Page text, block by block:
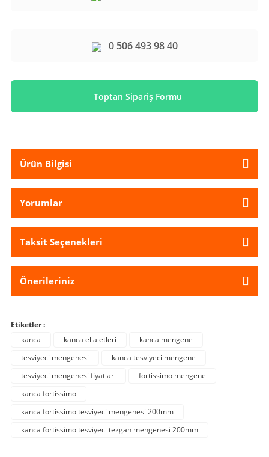
0 506 493 98 40
Toptan Sipariş Formu
Ürün Bilgisi
Yorumlar
Taksit Seçenekleri
Önerileriniz
Etiketler :
kanca
kanca el aletleri
kanca mengene
tesviyeci mengenesi
kanca tesviyeci mengene
tesviyeci mengenesi fiyatları
fortissimo mengene
kanca fortissimo
kanca fortissimo tesviyeci mengenesi 200mm
kanca fortissimo tesviyeci tezgah mengenesi 200mm